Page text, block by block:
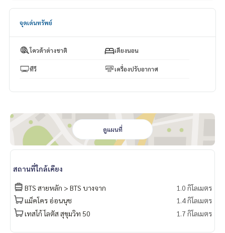
สนใจฝากทรัพย์เช่า – ขาย ติดต่อ Line ID: @superbestate
=================================
จุดเด่นทรัพย์
โควต้าต่างชาติ เตียงนอน
ทีวี เครื่องปรับอากาศ
ดูแผนที่
สถานที่ใกล้เคียง
BTS สายหลัก > BTS บางจาก
1.0 กิโลเมตร
แม็คโคร อ่อนนุช
1.4 กิโลเมตร
เทสโก้ โลตัส สุขุมวิท 50
1.7 กิโลเมตร